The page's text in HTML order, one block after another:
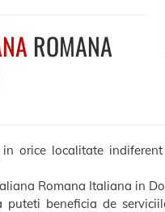
ROMANA
orice localitate
Romana Italiana in
beneficia de